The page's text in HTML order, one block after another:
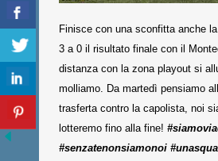
Finisce con una sconfitta anche
3 a 0 il risultato finale con il
distanza con la zona playout si
molliamo. Da martedì pensiamo
trasferta contro la capolista, noi
lotteremo fino alla fine!
#senzatenonsiamonoi